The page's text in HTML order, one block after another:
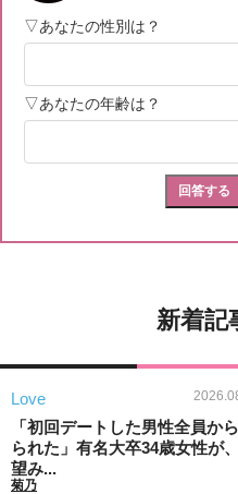
新着記
Love
「初回デートした男性全員か
られた」有名大卒34歳女性が
望み...
菊乃